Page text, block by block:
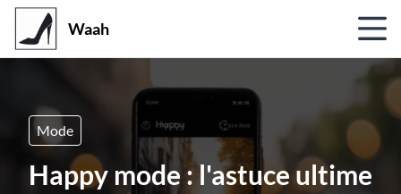
Waah
Mode
Happy mode : l'astuce ultime